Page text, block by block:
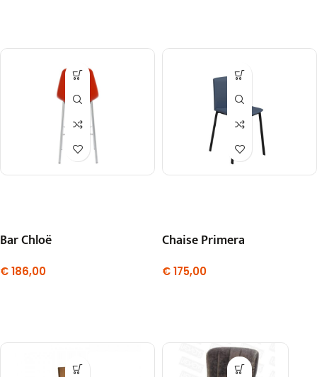
Bar Chloë
€186,00
Chaise Primera
€175,00